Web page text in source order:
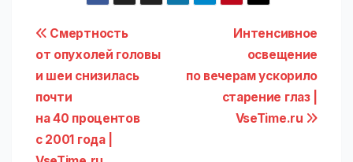
Навигация
по
записям
Интенсивное
освещение
по вечерам ускорило
старение глаз |
VseTime.ru
Смертность
от опухолей головы
и шеи снизилась
почти
на 40 процентов
с 2001 года |